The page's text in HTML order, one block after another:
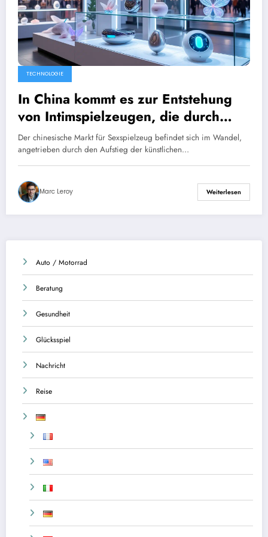
TECHNOLOGIE
In China kommt es zur Entstehung
von Intimspielzeugen, die durch
künstliche Intelligenz verbessert
werden.
Der chinesische Markt für Sexspielzeug befindet sich im Wandel,
angetrieben durch den Aufstieg der künstlichen…
Marc Leroy Weiterlesen
Auto / Motorrad
Beratung
Gesundheit
Glücksspiel
Nachricht
Reise